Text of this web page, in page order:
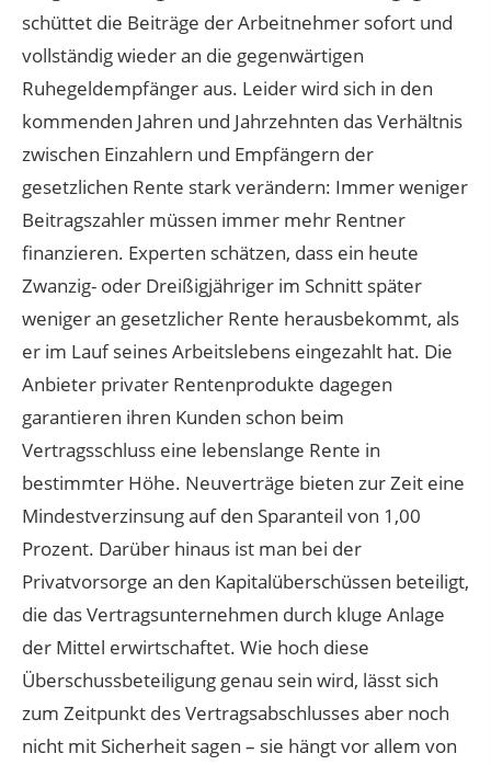
schüttet die Beiträge der Arbeitnehmer sofort und
vollständig wieder an die gegenwärtigen
Ruhegeldempfänger aus. Leider wird sich in den
kommenden Jahren und Jahrzehnten das Verhältnis
zwischen Einzahlern und Empfängern der
gesetzlichen Rente stark verändern: Immer weniger
Beitragszahler müssen immer mehr Rentner
finanzieren. Experten schätzen, dass ein heute
Zwanzig- oder Dreißigjähriger im Schnitt später
weniger an gesetzlicher Rente herausbekommt, als
er im Lauf seines Arbeitslebens eingezahlt hat. Die
Anbieter privater Rentenprodukte dagegen
garantieren ihren Kunden schon beim
Vertragsschluss eine lebenslange Rente in
bestimmter Höhe. Neuverträge bieten zur Zeit eine
Mindestverzinsung auf den Sparanteil von 1,00
Prozent. Darüber hinaus ist man bei der
Privatvorsorge an den Kapitalüberschüssen beteiligt,
die das Vertragsunternehmen durch kluge Anlage
der Mittel erwirtschaftet. Wie hoch diese
Überschussbeteiligung genau sein wird, lässt sich
zum Zeitpunkt des Vertragsabschlusses aber noch
nicht mit Sicherheit sagen – sie hängt vor allem von